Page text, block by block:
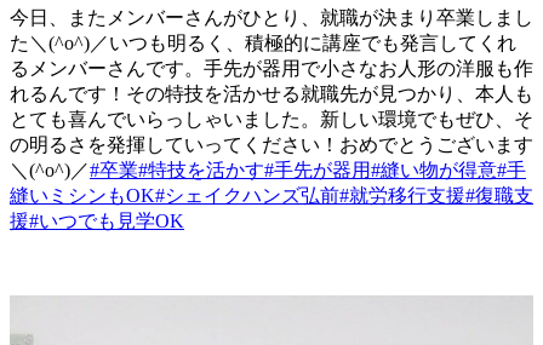
キ
ッ
プ
今日、またメンバーさんがひとり、就職が決まり卒業しまし
た＼(^o^)／いつも明るく、積極的に講座でも発言してくれ
るメンバーさんです。手先が器用で小さなお人形の洋服も作
れるんです！その特技を活かせる就職先が見つかり、本人も
とても喜んでいらっしゃいました。新しい環境でもぜひ、そ
の明るさを発揮していってください！おめでとうございます
＼(^o^)／#卒業#特技を活かす#手先が器用#縫い物が得意#手
縫いミシンもOK#シェイクハンズ弘前#就労移行支援#復職支
援#いつでも見学OK